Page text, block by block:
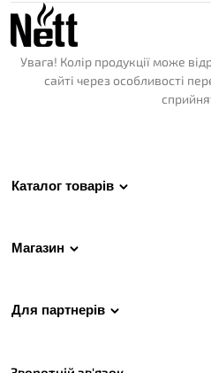
Увага! Колір продукції може
сайті через особливості
Каталог товарів
Магазин
Для партнерів